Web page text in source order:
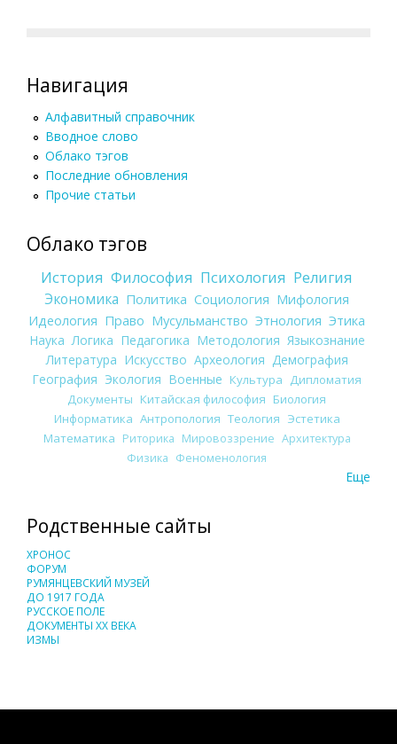
Навигация
Алфавитный справочник
Вводное слово
Облако тэгов
Последние обновления
Прочие статьи
Облако тэгов
История Философия Психология Религия
Экономика Политика Социология Мифология
Идеология Право Мусульманство Этнология Этика
Наука Логика Педагогика Методология Языкознание
Литература Искусство Археология Демография
География Экология Военные Культура
Дипломатия
Документы Китайская философия Биология
Информатика Антропология Теология Эстетика
Математика Риторика Мировоззрение Архитектура
Физика Феноменология
Еще
Родственные сайты
ХРОНОС
ФОРУМ
РУМЯНЦЕВСКИЙ МУЗЕЙ
ДО 1917 ГОДА
РУССКОЕ ПОЛЕ
ДОКУМЕНТЫ XX ВЕКА
ИЗМЫ